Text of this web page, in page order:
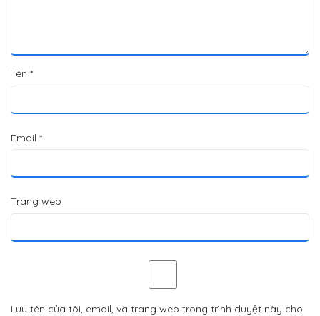
Tên *
Email *
Trang web
Lưu tên của tôi, email, và trang web trong trình duyệt này cho